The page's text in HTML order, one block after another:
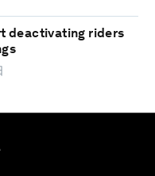
deactivating riders